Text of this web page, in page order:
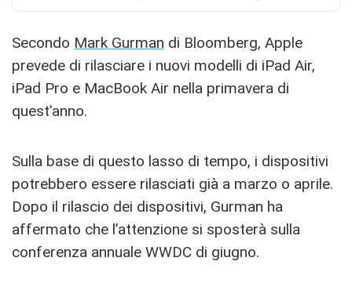
Secondo Mark Gurman di Bloomberg, Apple
prevede di rilasciare i nuovi modelli di iPad Air,
iPad Pro e MacBook Air nella primavera di
quest’anno.
Sulla base di questo lasso di tempo, i dispositivi
potrebbero essere rilasciati già a marzo o aprile.
Dopo il rilascio dei dispositivi, Gurman ha
affermato che l’attenzione si sposterà sulla
conferenza annuale WWDC di giugno.